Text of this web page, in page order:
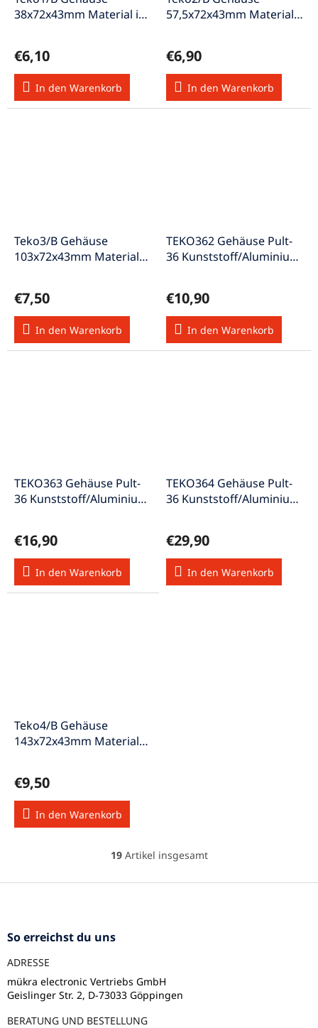
38x72x43mm Material ist
€6,10
In den Warenkorb
57,5x72x43mm Material
€6,90
In den Warenkorb
Teko3/B Gehäuse
103x72x43mm Material
€7,50
In den Warenkorb
TEKO362 Gehäuse Pult-
36 Kunststoff/Aluminium
€10,90
In den Warenkorb
TEKO363 Gehäuse Pult-
36 Kunststoff/Aluminium
€16,90
In den Warenkorb
TEKO364 Gehäuse Pult-
36 Kunststoff/Aluminium
€29,90
In den Warenkorb
Teko4/B Gehäuse
143x72x43mm Material
€9,50
In den Warenkorb
S
e
m
e
19Artikel insgesamt
F
So erreichst du uns
ADRESSE
mükra electronic Vertriebs GmbH
Geislinger Str. 2, D-73033 Göppingen
BERATUNG UND BESTELLUNG